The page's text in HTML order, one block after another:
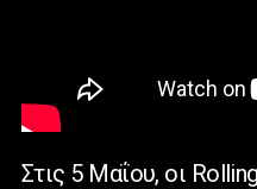
Στις 5 Μαΐου, οι